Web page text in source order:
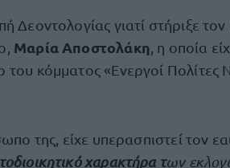
γιατί στήριξε τον
Μαρία Αποστολάκη , η οποία
κόμματος «Ενεργοί Πολίτες
της, είχε υπερασπιστεί τον
χαρακτήρα των